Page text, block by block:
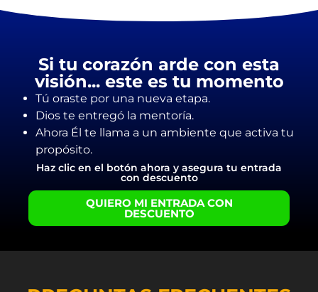
Si tu corazón arde con esta
visión... este es tu momento
Tú oraste por una nueva etapa.
Dios te entregó la mentoría.
Ahora Él te llama a un ambiente que activa tu
propósito.
Haz clic en el botón ahora y asegura tu entrada
con descuento
QUIERO MI ENTRADA CON
DESCUENTO